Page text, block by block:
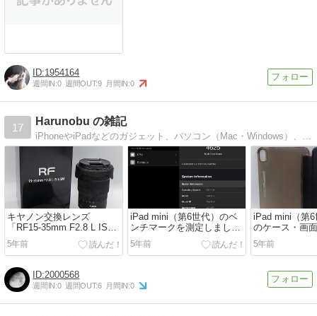
1954164
週間IN:0 週間OUT:9 月間IN:0
17
Harunobu の雑記
キヤノン交換レンズ
「RF15-35mm F2.8 L IS
USM」を買いました【開
封】
5年前
iPad mini（第6世代）のベ
ンチマークを測定しました
（Geekbench 5）【vol.1】
5年前
iPad mini（第
のケース・画
ムを装着しま
5年前
2000568
週間IN:0 週間OUT:6 月間IN:0